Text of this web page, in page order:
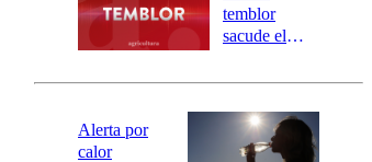
activa
mensajería
SAE
temblor
sacude el
revisa la
epicentro
Alerta por
calor